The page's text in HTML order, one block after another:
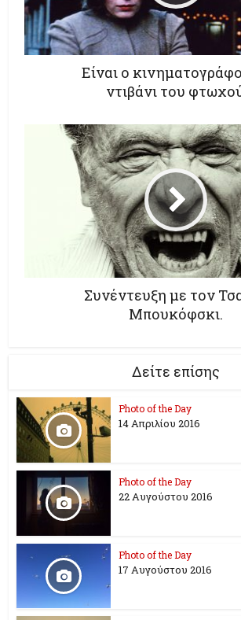
Είναι ο
ντιβάνι του
Συνέντευξη με τον
Μπουκόφσκι.
Δείτε επίσης
Photo of the Day
14 Απριλίου 2016
Photo of the Day
22 Αυγούστου 2016
Photo of the Day
17 Aυγούστου 2016